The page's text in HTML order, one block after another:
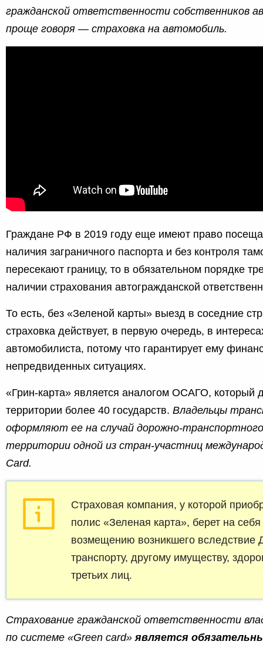
гражданской ответственности собственников
проще говоря — страховка на автомобиль.
Граждане РФ в 2019 году еще имеют право
наличия заграничного паспорта и без контроля
пересекают границу, то в обязательном порядке
наличии страхования автогражданской
То есть, без «Зеленой карты» выезд в соседние
страховка действует, в первую очередь, в
автомобилиста, потому что гарантирует ему
непредвиденных ситуациях.
«Грин-карта» является аналогом ОСАГО, который
территории более 40 государств. Владельцы
оформляют ее на случай дорожно-
территории одной из стран-участниц
Card.
Страховая компания, у которой
полис «Зеленая карта», берет на
возмещению возникшего вследствие
транспорту, другому имуществу,
третьих лиц.
Страхование гражданской ответственности
по системе «Green card» является